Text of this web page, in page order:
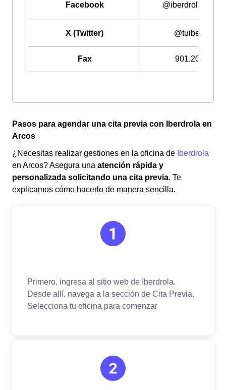
Facebook
X (Twitter) @tuiberdrola
Fax 901.202.028
Pasos para agendar una cita previa con Iberdrola en
Arcos
¿Necesitas realizar gestiones en la oficina de Iberdrola
en Arcos? Asegura una atención rápida y
personalizada solicitando una cita previa. Te
explicamos cómo hacerlo de manera sencilla.